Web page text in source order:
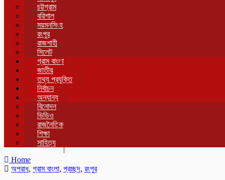
চট্টগ্রাম
বরিশাল
ময়মনসিংহ
রংপুর
রাজশাহী
সিলেট
গ্রাম বাংলা
জাতীয়
তথ্য প্রযুক্তি
নির্বাচন
অন্যান্য
বিনোদন
ভিডিও
রাজনৈতিক
শিক্ষা
সাহিত্য
Home
অপরাধ, গ্রাম বাংলা, প্রচ্ছদ, রংপুর